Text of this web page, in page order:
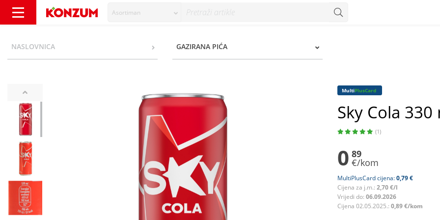
Asortiman
NASLOVNICA GAZIRANA PIĆA
MultiPlusCard
Sky Cola 330
(1)
0 89
€/kom
MultiPlusCard cijena:0,79 €
Cijena za j.m.: 2,70 €/l
Vrijedi do: 06.09.2026
Cijena 02.05.2025.: 0,89 €/kom